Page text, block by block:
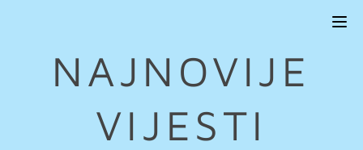
NAJNOVIJE
VIJESTI